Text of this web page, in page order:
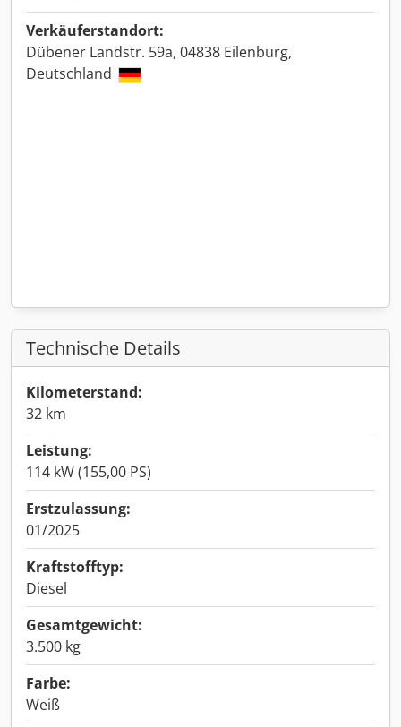
Verkäuferstandort:
Dübener Landstr. 59a, 04838 Eilenburg,
Deutschland
Technische Details
Kilometerstand:
32 km
Leistung:
114 kW (155,00 PS)
Erstzulassung:
01/2025
Kraftstofftyp:
Diesel
Gesamtgewicht:
3.500 kg
Farbe:
Weiß